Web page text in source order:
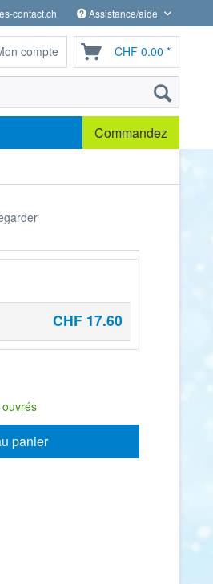
contact.ch Assistance/aide
compte CHF 0.00 *
Commandez
CHF 17.60
panier